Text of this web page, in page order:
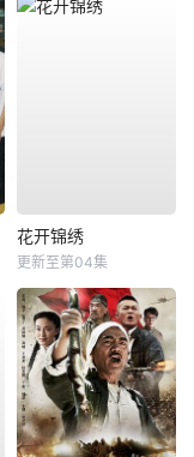
花开锦绣
更新至第04集